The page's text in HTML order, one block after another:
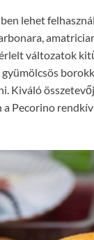
lehet
változatok
Kiváló
a Pecorino